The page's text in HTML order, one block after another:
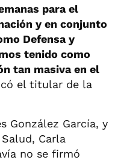
para el
y en conjunto
Defensa y
tenido como
tan masiva en el
el titular de la